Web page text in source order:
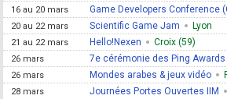
16 au 20 mars Game Developers Conference
20 au 22 mars Scientific Game Jam Lyon
21 au 22 mars Hello!Nexen Croix (59)
26 mars 7e cérémonie des Ping Awards
26 mars Mondes arabes & jeux vidéo
28 mars Journées Portes Ouvertes IIM